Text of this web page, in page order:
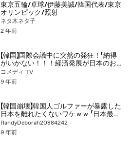
東京五輪/卓球/伊藤美誠/韓国代表/東京
オリンピック/照射
ネタ木ネタ子
2 年前
【韓国】国際会議中に突然の発狂！「納得
がいかない！！！経済発展が日本のおか
げなんてありえない！」他の国「いや、日
本のおかげだよ、笑」
コメディ TV
9 年前
【韓国崩壊】韓国人ゴルファーが暴露した
日本を離れたくないワケｗｗ 「日本最
高！」韓国では決して言えない本音に驚
愕！嘘のようで本当の話題。
RandyDeborah20884242
9 年前